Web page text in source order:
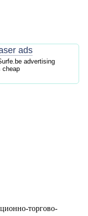
ads
advertising
cheap
торгово-